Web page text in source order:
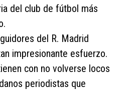
del club de fútbol más
del R. Madrid
impresionante esfuerzo.
con no volverse locos
periodistas que